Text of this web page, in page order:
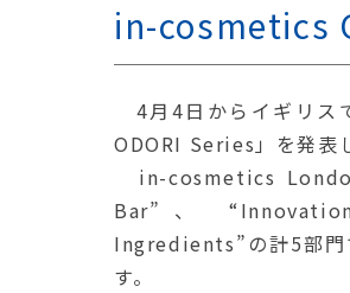
in-cosmetics
4月4日からイギリス
ODORI Series」を発表
in-cosmetics
Bar”、
Ingredients”の計5部門
す。